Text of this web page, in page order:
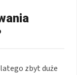
zbyt duże